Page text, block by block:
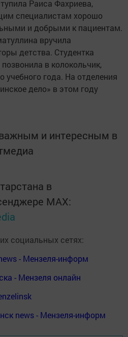
Раиса Фахриева,
специалистам хорошо
и добрыми к пациентам.
вручила
детства. Студентка
в колокольчик,
учебного года. На отделения
дело» в этом году
и интересным в
в
MАХ:
социальных сетях:
- Мензеля-информ
- Мензеля онлайн
news - Мензеля-информ